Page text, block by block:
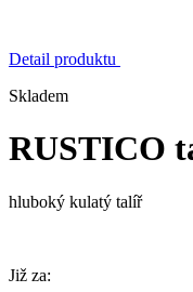
Detail produktu
Skladem
RUSTICO
hluboký kulatý talíř
Již za: